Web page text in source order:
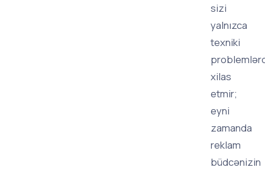
sizi
yalnızca
texniki
xilas
etmir;
eyni
zamanda
reklam
büdcənizin